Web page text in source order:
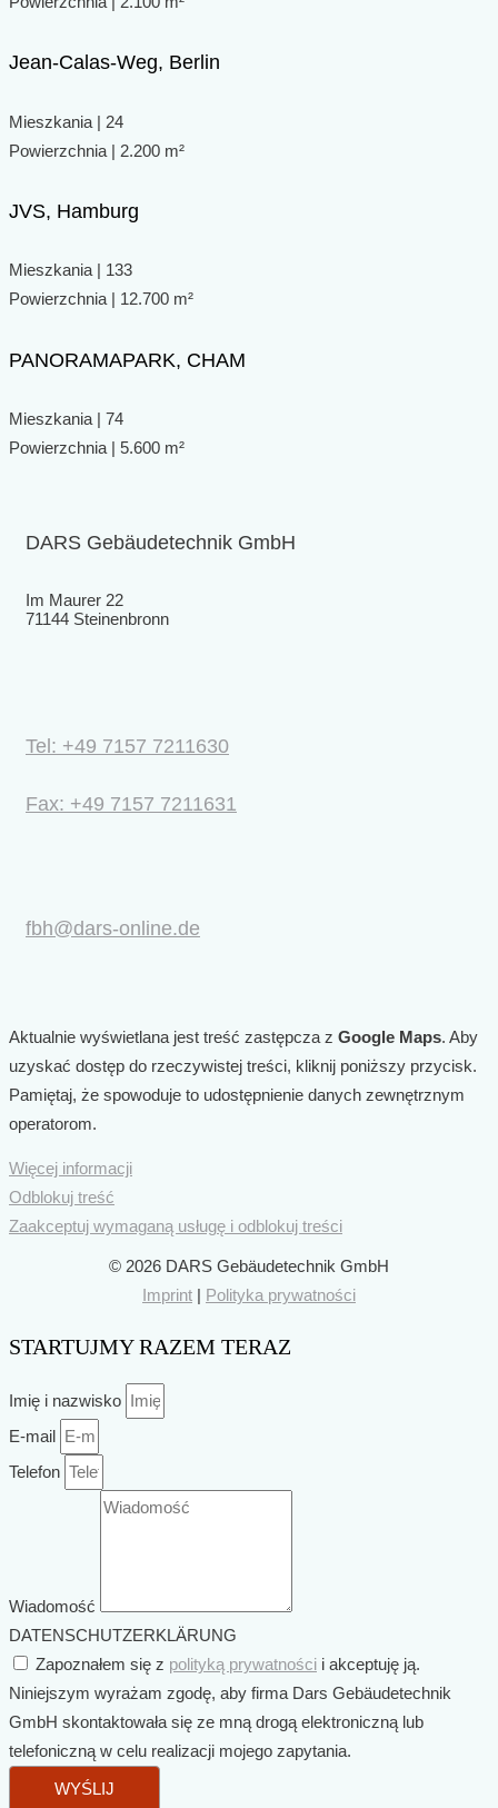
Jean-Calas-Weg, Berlin
Mieszkania | 24
Powierzchnia | 2.200 m²
JVS, Hamburg
Mieszkania | 133
Powierzchnia | 12.700 m²
PANORAMAPARK, CHAM
Mieszkania | 74
Powierzchnia | 5.600 m²
DARS Gebäudetechnik GmbH
Im Maurer 22
71144 Steinenbronn
Tel: +49 7157 7211630
Fax: +49 7157 7211631
fbh@dars-online.de
Aktualnie wyświetlana jest treść zastępcza z Google Maps. Aby
uzyskać dostęp do rzeczywistej treści, kliknij poniższy przycisk.
Pamiętaj, że spowoduje to udostępnienie danych zewnętrznym
operatorom.
Więcej informacji
Odblokuj treść
Zaakceptuj wymaganą usługę i odblokuj treści
© 2026 DARS Gebäudetechnik GmbH
Imprint
Polityka prywatności
STARTUJMY RAZEM TERAZ
Imię i nazwisko
E-mail
Telefon
Wiadomość
DATENSCHUTZERKLÄRUNG
Zapoznałem się z polityką prywatności i akceptuję ją.
Niniejszym wyrażam zgodę, aby firma Dars Gebäudetechnik
GmbH skontaktowała się ze mną drogą elektroniczną lub
telefoniczną w celu realizacji mojego zapytania.
WYŚLIJ